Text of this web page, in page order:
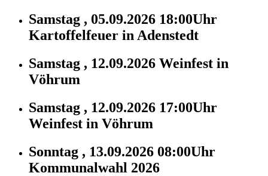
Samstag , 05.09.2026 18:00Uhr
Kartoffelfeuer in Adenstedt
Samstag , 12.09.2026 Weinfest in
Vöhrum
Samstag , 12.09.2026 17:00Uhr
Weinfest in Vöhrum
Sonntag , 13.09.2026 08:00Uhr
Kommunalwahl 2026